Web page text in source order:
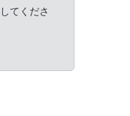
してくださ